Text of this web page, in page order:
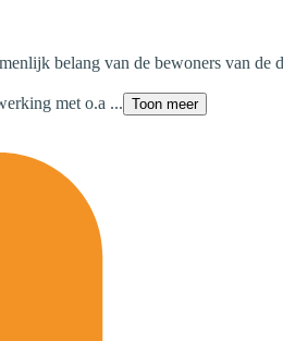
belang van de bewoners van de
met o.a ... Toon meer